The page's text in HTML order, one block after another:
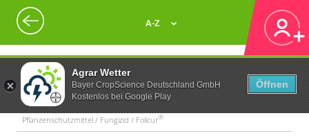
Agrar Wetter
Bayer CropScience Deutschland GmbH
Kostenlos bei Google Play
Öffnen
A-Z
Pflanzenschutzmittel / Fungizid / Folicur®